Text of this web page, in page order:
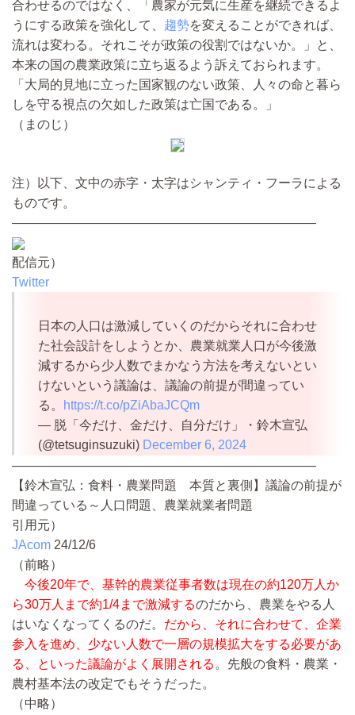
合わせるのではなく、「農家が元気に生産を継続できるよ
うにする政策を強化して、 趨勢を変えることができれば、
流れは変わる。それこそが政策の役割ではないか。」と、
本来の国の農業政策に立ち返るよう訴えておられます。
「大局的見地に立った国家観のない政策、人々の命と暮ら
しを守る視点の欠如した政策は亡国である。」
（まのじ）
注）以下、文中の赤字・太字はシャンティ・フーラによる
ものです。
————————————————————————
配信元）
Twitter
日本の人口は激減していくのだからそれに合わせ
た社会設計をしようとか、農業就業人口が今後激
減するから少人数でまかなう方法を考えないとい
けないという議論は、議論の前提が間違ってい
る。
https://t.co/pZiAbaJCQm
— 脱「今だけ、金だけ、自分だけ」・鈴木宣弘
(@tetsuginsuzuki) December 6, 2024
————————————————————————
【鈴木宣弘：食料・農業問題 本質と裏側】議論の前提が
間違っている～人口問題、農業就業者問題
引用元）
JAcom 24/12/6
（前略）
今後20年で、基幹的農業従事者数は現在の約120万人か
ら30万人まで約1/4まで激減するのだから、農業をやる人
はいなくなってくるのだ。 だから、それに合わせて、企業
参入を進め、少ない人数で一層の規模拡大をする必要があ
る、といった議論がよく展開される 。先般の食料・農業・
農村基本法の改定でもそうだった。
（中略）